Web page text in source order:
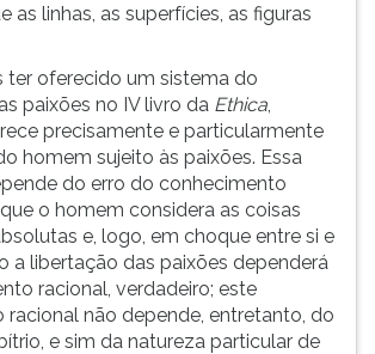
as linhas, as superfícies, as figuras
ter oferecido um sistema do
paixões no IV livro da Ethica,
precisamente e particularmente
homem sujeito às paixões. Essa
do erro do conhecimento
o homem considera as coisas
e, logo, em choque entre si e
a libertação das paixões dependerá
racional, verdadeiro; este
racional não depende, entretanto, do
e sim da natureza particular de